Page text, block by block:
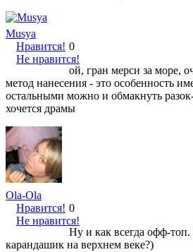
Musya
Нравится!
Не нравится!
0
ой, гран мерси за море,
метод нанесения - это особенность
остальными можно и обмакнуть
хочется драмы
Ola-Ola
Нравится!
Не нравится!
0
Ну и как всегда офф-
карандашик на верхнем веке?)